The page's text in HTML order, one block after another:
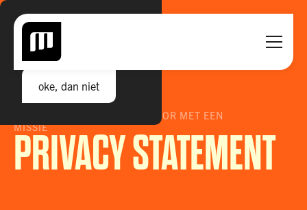
GEEN COOKIES HIER.
Daar had ik geen track in
oke, dan niet
MARK EIKEMA. AGENCY MENTOR MET EEN
MISSIE
PRIVACY STATEMENT